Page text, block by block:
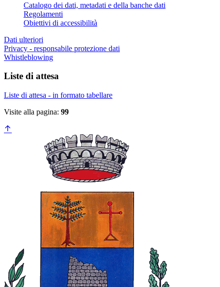
Catalogo dei dati, metadati e della banche dati
Regolamenti
Obiettivi di accessibilità
Dati ulteriori
Privacy - responsabile protezione dati
Whistleblowing
Liste di attesa
Liste di attesa - in formato tabellare
Visite alla pagina: 99